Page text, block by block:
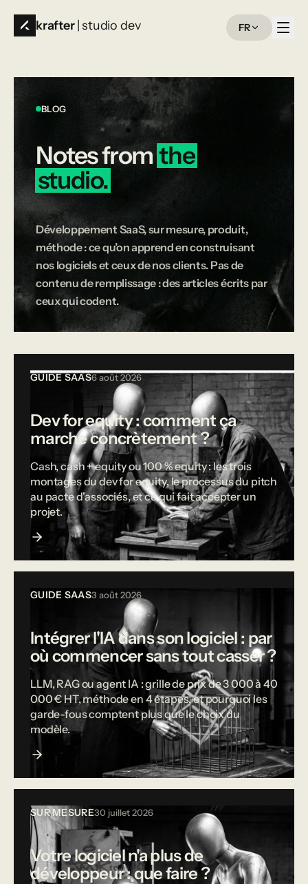
krafter | studio dev FR
BLOG
Notesfrom the
studio.
Développement SaaS, sur mesure, produit,
méthode : ce qu’on apprend en construisant
nos logiciels et ceux de nos clients. Pas de
contenu de remplissage : des articles écrits par
ceux qui codent.
GUIDE SAAS6 août 2026
Dev for equity : comment ça
marche concrètement ?
Cash, cash + equity ou 100 % equity : les trois
montages du dev for equity, le processus du pitch
au pacte d'associés, et ce qui fait accepter un
projet.
GUIDE SAAS3 août 2026
Intégrer l'IA dans son logiciel : par
où commencer sans tout casser ?
LLM, RAG ou agent IA : grille de prix de 3 000 à 40
000 € HT, méthode en 4 étapes, et pourquoi les
garde-fous comptent plus que le choix du
modèle.
SUR MESURE30 juillet 2026
Votre logiciel n'a plus de
développeur : que faire ?